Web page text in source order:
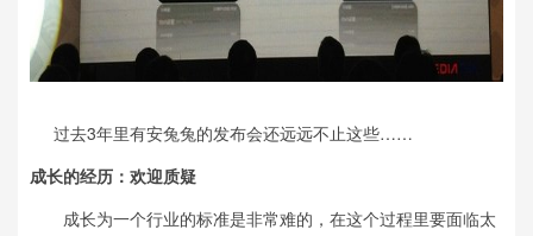
过去3年里有安兔兔的发布会还远远不止这些……
成长的经历：欢迎质疑
成长为一个行业的标准是非常难的，在这个过程里要面临太